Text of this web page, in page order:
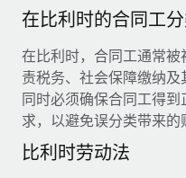
背景调查
合规守望台
防范合规风险
设备管理
在全球范围内配置和跟踪
案例研究
Cultivating a
Partnership with
At a glance Discover the
journey management
获得支持
查看全部资源
博客
Why owned entities
EOR compliance
在比利时的合同工
在比利时，合同工通常
责税务、社会保障缴纳
同时必须确保合同工得
求，以避免误分类带来的
比利时劳动法